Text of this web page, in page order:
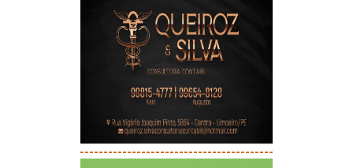
-----------------------------------------